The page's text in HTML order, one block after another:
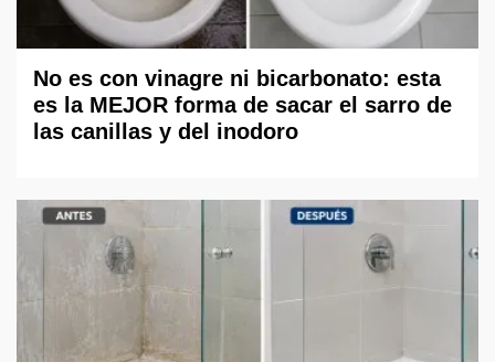
No es con vinagre ni bicarbonato: esta
es la MEJOR forma de sacar el sarro de
las canillas y del inodoro